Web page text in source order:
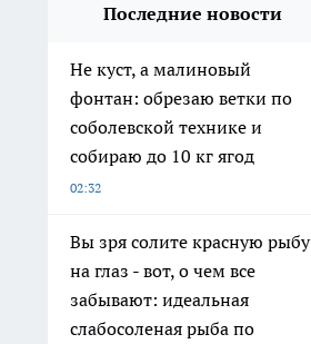
Последние новости
Не куст, а малиновый
фонтан: обрезаю ветки по
соболевской технике и
собираю до 10 кг ягод
02:32
Вы зря солите красную рыбу
на глаз - вот, о чем все
забывают: идеальная
слабосоленая рыба по